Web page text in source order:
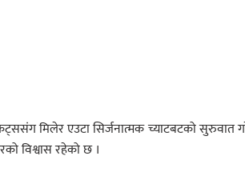
मिलेर एउटा सिर्जनात्मक च्याटबटको सुरुवात
विश्वास रहेको छ ।